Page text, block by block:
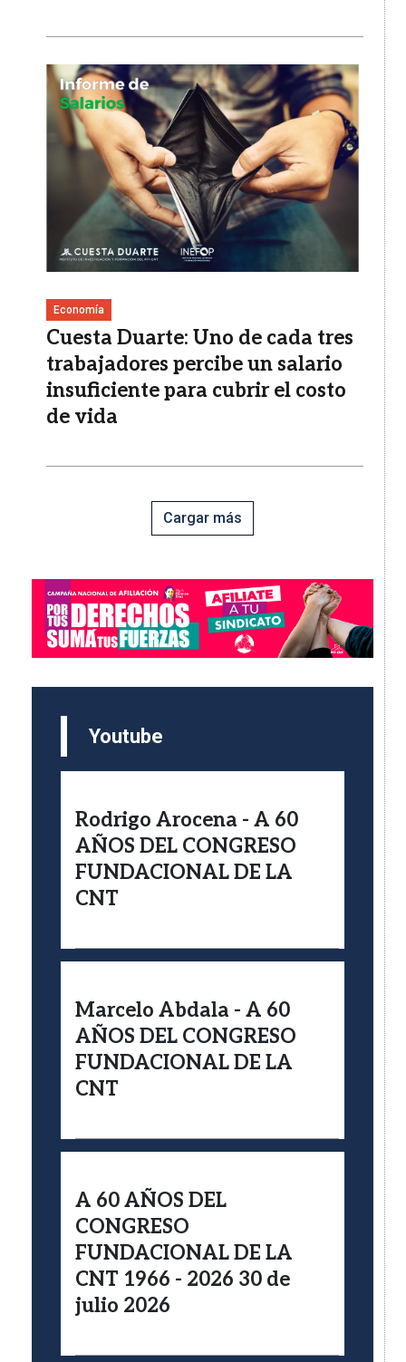
Imagen
Economía
Cuesta Duarte: Uno de cada tres
trabajadores percibe un salario
insuficiente para cubrir el costo
de vida
Cargar más
Imagen
Youtube
Rodrigo Arocena - A 60
AÑOS DEL CONGRESO
FUNDACIONAL DE LA
CNT
Marcelo Abdala - A 60
AÑOS DEL CONGRESO
FUNDACIONAL DE LA
CNT
A 60 AÑOS DEL
CONGRESO
FUNDACIONAL DE LA
CNT 1966 - 2026 30 de
julio 2026